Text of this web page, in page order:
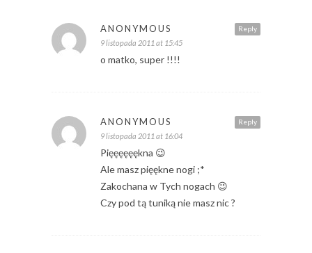
Reply
ANONYMOUS
9 listopada 2011 at 15:45
o matko, super !!!!
Reply
ANONYMOUS
9 listopada 2011 at 16:04
Pięęęęęękna 😉
Ale masz pięękne nogi ;*
Zakochana w Tych nogach 😉
Czy pod tą tuniką nie masz nic ?